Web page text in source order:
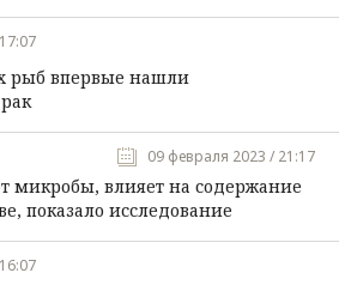
рыб впервые нашли
09 февраля 2023 / 21:17
микробы, влияет на содержание
показало исследование